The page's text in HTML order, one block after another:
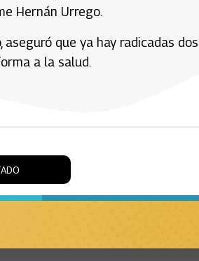
Hernán Urrego.
que ya hay radicadas dos
a la salud.